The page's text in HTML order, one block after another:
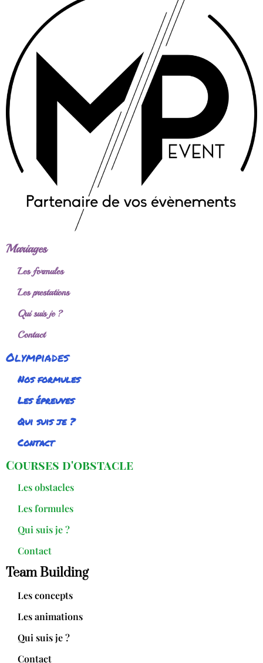
Mariages
Les formules
Les prestations
Qui suis je ?
Contact
Olympiades
Nos formules
Les épreuves
Qui suis je ?
Contact
Courses d'obstacle
Les obstacles
Les formules
Qui suis je ?
Contact
Team Building
Les concepts
Les animations
Qui suis je ?
Contact